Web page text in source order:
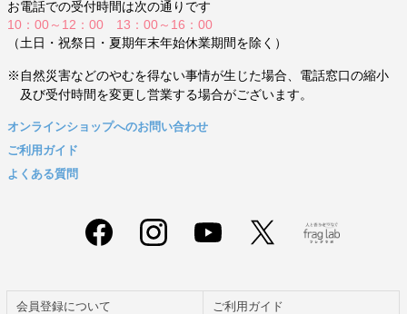
お電話での受付時間は次の通りです
10：00～12：00 13：00～16：00
（土日・祝祭日・夏期年末年始休業期間を除く）
※自然災害などのやむを得ない事情が生じた場合、電話窓口の縮小
及び受付時間を変更し営業する場合がございます。
オンラインショップへのお問い合わせ
ご利用ガイド
よくある質問
会員登録について ご利用ガイド